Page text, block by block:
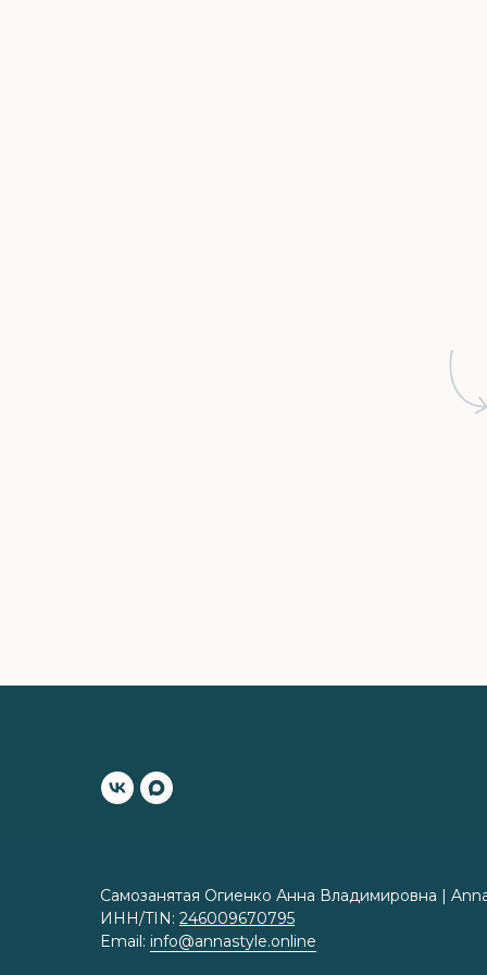
Самозанятая Огиенко Анна Владимировна |
ИНН/TIN: 246009670795
Email: info@annastyle.online